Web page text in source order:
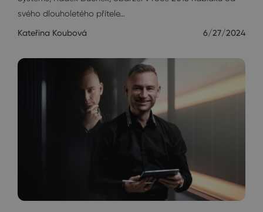
svého dlouholetého přítele…
Kateřina Koubová 6/27/2024